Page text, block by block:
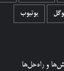
یوتیوب
و راه‌حل‌ها